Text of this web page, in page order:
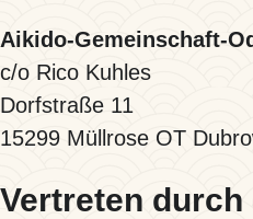
Aikido-Gemeinschaft-
c/o Rico Kuhles
Dorfstraße 11
15299 Müllrose OT
Vertreten durch